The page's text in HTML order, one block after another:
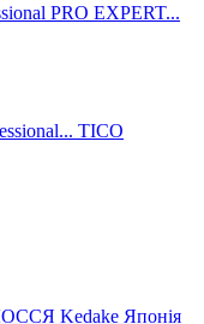
PRO EXPERT...
TICO
Kedake Японія